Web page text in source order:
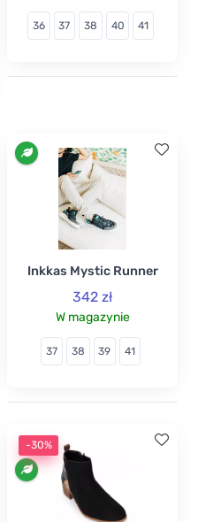
36 37 38 40 41
Inkkas Mystic Runner
342 zł
W magazynie
37 38 39 41
-30%